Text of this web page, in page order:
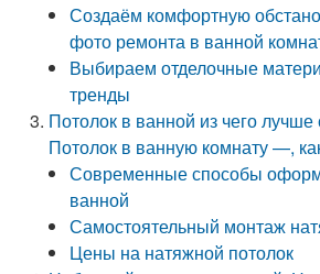
Создаём комфортную
фото ремонта в ванной
Выбираем отделочные
тренды
Потолок в ванной из чего лучше
Потолок в ванную комнату —,
Современные способы
ванной
Самостоятельный монтаж
Цены на натяжной потолок